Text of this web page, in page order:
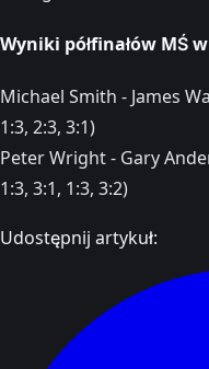
Wyniki półfinałów MŚ
Michael Smith - James
1:3, 2:3, 3:1)
Peter Wright - Gary
1:3, 3:1, 1:3, 3:2)
Udostępnij artykuł: